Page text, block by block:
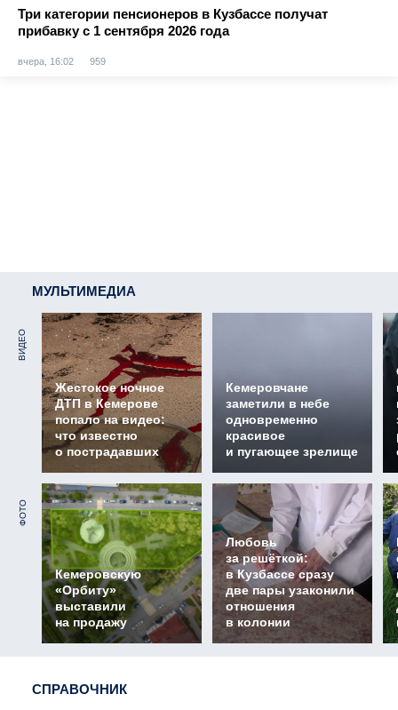
Три категории пенсионеров в Кузбассе получат
прибавку с 1 сентября 2026 года
вчера, 16:02 959
МУЛЬТИМЕДИА
ВИДЕО
Жестокое ночное
ДТП в Кемерове
попало на видео:
что известно
о пострадавших
Кемеровчане
заметили в небе
одновременно
красивое
и пугающее зрелище
ФОТО
Кемеровскую
«Орбиту»
выставили
на продажу
Любовь
за решёткой:
в Кузбассе сразу
две пары узаконили
отношения
в колонии
СПРАВОЧНИК